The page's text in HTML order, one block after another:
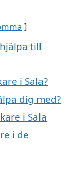
till
i Sala?
dig med?
i Sala
i de